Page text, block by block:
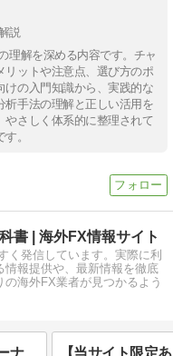
説
理解を深める内容です。チャ
リットや注意点、選び方のポ
けの入門知識から、実践的な
析手法の理解と正しい活用を
やさしく体系的に整理されて
。
書 | 海外FX情報サイト
く発信しています。実際に利
情報提供や、最新情報を徹底
海外FX業者が見つかるよう